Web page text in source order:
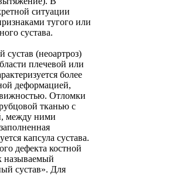
ситуации
тугого или
сустава.
(неоартроз)
плечевой или
более
деформацией,
Отломки
тканью с
между ними
капсула сустава.
дефекта костной
называемый
сустав». Для